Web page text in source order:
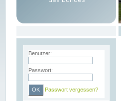
Benutzer:
Passwort:
Passwort vergessen?